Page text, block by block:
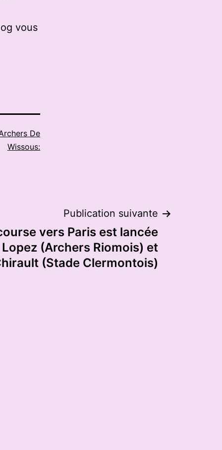
vous
De
Wissous:
Publication suivante
vers Paris est lancée
(Archers Riomois) et
(Stade Clermontois)